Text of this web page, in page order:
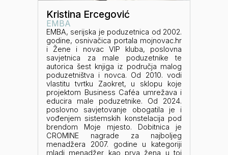
Kristina Ercegović
EMBA
EMBA, serijska je poduzetnica od 2002.
godine, osnivačica portala mojnovac.hr
i Žene i novac VIP kluba, poslovna
savjetnica za male poduzetnike te
autorica šest knjiga iz područja malog
poduzetništva i novca. Od 2010. vodi
vlastitu tvrtku Zaokret, u sklopu koje
projektom Business Caféa umrežava i
educira male poduzetnike. Od 2024.
poslovno savjetovanje obogatila je i
vođenjem sistemskih konstelacija pod
brendom Moje mjesto. Dobitnica je
CROMINE nagrade za najboljeg
menadžera 2007. godine u kategoriji
mladi menadžer kao prva žena u toj